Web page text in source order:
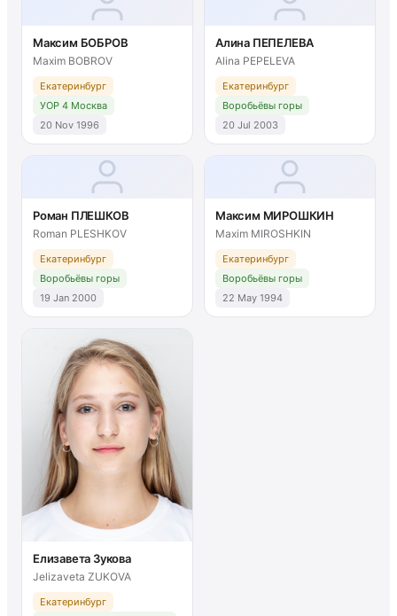
Максим БОБРОВ
Maxim BOBROV
Екатеринбург
УОР 4 Москва
20 Nov 1996
Алина ПЕПЕЛЕВА
Alina PEPELEVA
Екатеринбург
Воробьёвы горы
20 Jul 2003
Роман ПЛЕШКОВ
Roman PLESHKOV
Екатеринбург
Воробьёвы горы
19 Jan 2000
Максим МИРОШКИН
Maxim MIROSHKIN
Екатеринбург
Воробьёвы горы
22 May 1994
Елизавета Зукова
Jelizaveta ZUKOVA
Екатеринбург